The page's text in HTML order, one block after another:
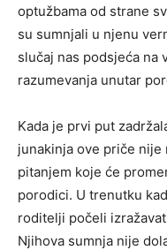
optužbama od strane
su sumnjali u njenu
slučaj nas podsjeća na
razumevanja unutar
Kada je prvi put
junakinja ove priče
pitanjem koje će
porodici. U trenutku
roditelji počeli
Njihova sumnja nije